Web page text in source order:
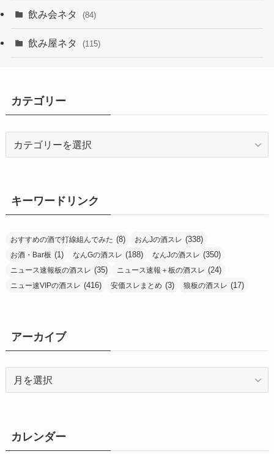
飲み会ネタ (84)
飲み屋ネタ (115)
カテゴリー
ーキーワードリンク
おすすめの酒で打線組んでみた (8) おんJの酒スレ (338)
お酒・Bar板 (1) なんGの酒スレ (188) なんJの酒スレ (350)
ニュース速報板の酒スレ (35) ニュース速報＋板の酒スレ (24)
ニュー速VIPの酒スレ (416) 安価スレまとめ (3) 狼板の酒スレ (17)
アーカイブ
ブカレンダー